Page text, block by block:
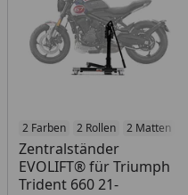
2 Farben 2 Rollen 2 Matten
Zentralständer
EVOLIFT® für Triumph
Trident 660 21-
Produkt am Lager